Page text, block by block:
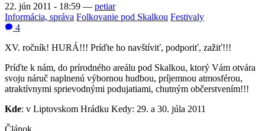
22. jún 2011 - 18:59 — petiar
Informácia, správa Folkovanie pod Skalkou Festivaly
4
XV. ročník! HURÁ!!! Príďte ho navštíviť, podporiť, zažiť!!!
Príďte k nám, do prírodného areálu pod Skalkou, ktorý Vám otvára
svoju náruč naplnenú výbornou hudbou, príjemnou atmosférou,
atraktívnymi sprievodnými podujatiami, chutným občerstvením!!!
Kde: v Liptovskom Hrádku Kedy: 29. a 30. júla 2011
Článok